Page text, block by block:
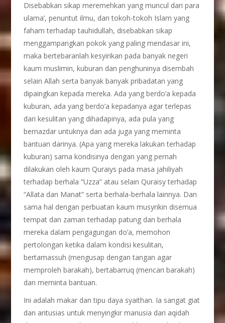
Disebabkan sikap meremehkan yang muncul dari para
ulama’, penuntut ilmu, dan tokoh-tokoh Islam yang
faham terhadap tauhidullah, disebabkan sikap
menggampangkan pokok yang paling mendasar ini,
maka bertebaranlah kesyirikan pada banyak negeri
kaum muslimin, kuburan dan penghuninya disembah
selain Allah serta banyak banyak pribadatan yang
dipaingkan kepada mereka. Ada yang berdo’a kepada
kuburan, ada yang berdo’a kepadanya agar terlepas
dari kesulitan yang dihadapinya, ada pula yang
bernazdar untuknya dan ada juga yang meminta
bantuan darinya. (Apa yang mereka lakukan terhadap
kuburan) sama kondisinya dengan yang pernah
dilakukan oleh kaum Quraiys pada masa jahiliyah
terhadap berhala “Uzza” atau selain Quraisy terhadap
“Allata dan Manat” serta berhala-berhala lainnya. Dan
sama hal dengan perbuatan kaum musyrikin disemua
tempat dan zaman terhadap patung dan berhala
mereka dalam pengagungan do’a, memohon
pertolongan ketika dalam kondisi kesulitan,
bertamassuh (mengusap dengan tangan agar
memproleh barakah), bertabarruq (mencari barakah)
dan meminta bantuan.
Ini adalah makar dan tipu daya syaithan. Ia sangat giat
dan antusias untuk menyingkir manusia dari aqidah